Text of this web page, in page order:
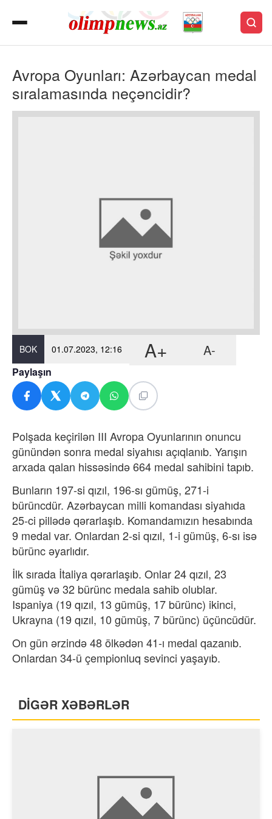
Avropa Oyunları: Azərbaycan medal
sıralamasında neçəncidir?
BOK 01.07.2023, 12:16 A+ A-
Paylaşın
Polşada keçirilən III Avropa Oyunlarının onuncu
günündən sonra medal siyahısı açıqlanıb. Yarışın
arxada qalan hissəsində 664 medal sahibini tapıb.
Bunların 197-si qızıl, 196-sı gümüş, 271-i
bürüncdür. Azərbaycan milli komandası siyahıda
25-ci pillədə qərarlaşıb. Komandamızın hesabında
9 medal var. Onlardan 2-si qızıl, 1-i gümüş, 6-sı isə
bürünc əyarlıdır.
İlk sırada İtaliya qərarlaşıb. Onlar 24 qızıl, 23
gümüş və 32 bürünc medala sahib olublar.
Ispaniya (19 qızıl, 13 gümüş, 17 bürünc) ikinci,
Ukrayna (19 qızıl, 10 gümüş, 7 bürünc) üçüncüdür.
On gün ərzində 48 ölkədən 41-ı medal qazanıb.
Onlardan 34-ü çempionluq sevinci yaşayıb.
DİGƏR XƏBƏRLƏR